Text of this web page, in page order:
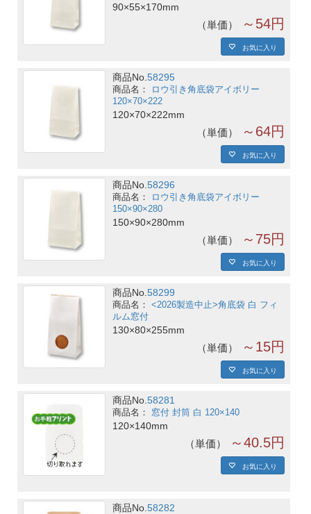
90×55×170mm
単価 ～54円
お気に入り
商品No. 58295
ロウ引き角底袋アイボリー
120×70×222
120×70×222mm
単価 ～64円
お気に入り
商品No. 58296
ロウ引き角底袋アイボリー
150×90×280
150×90×280mm
単価 ～75円
お気に入り
商品No. 58299
<2026製造中止>角底袋 白 フィ
ルム窓付
130×80×255mm
単価 ～15円
お気に入り
商品No. 58281
窓付 封筒 白 120×140
120×140mm
単価 ～40.5円
お気に入り
商品No. 58282